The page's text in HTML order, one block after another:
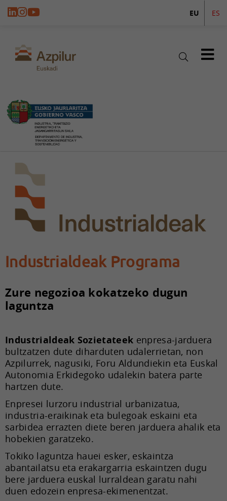
EU ES
Industrialdeak Programa
Zure negozioa kokatzeko dugun
laguntza
Industrialdeak Sozietateek enpresa-jarduera
bultzatzen dute diharduten udalerrietan, non
Azpilurrek, nagusiki, Foru Aldundiekin eta Euskal
Autonomia Erkidegoko udalekin batera parte
hartzen dute.
Enpresei lurzoru industrial urbanizatua,
industria-eraikinak eta bulegoak eskaini eta
sarbidea errazten diete beren jarduera ahalik eta
hobekien garatzeko.
Tokiko laguntza hauei esker, eskaintza
abantailatsu eta erakargarria eskaintzen dugu
bere jarduera euskal lurraldean garatu nahi
duen edozein enpresa-ekimenentzat.